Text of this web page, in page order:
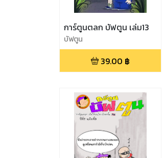
การ์ตูนตลก บัฟตูน เล่ม13
บัฟตูน
39.00 ฿